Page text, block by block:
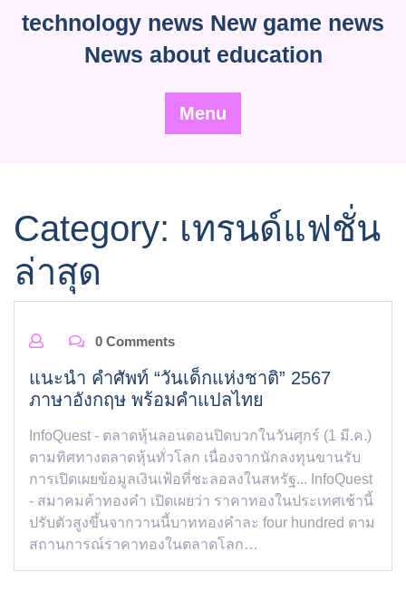
technology news New game news
News about education
Menu
Category: เทรนด์แฟชั่น
ล่าสุด
0 Comments
แนะนำ คำศัพท์ “วันเด็กแห่งชาติ” 2567
ภาษาอังกฤษ พร้อมคำแปลไทย
InfoQuest - ตลาดหุ้นลอนดอนปิดบวกในวันศุกร์ (1 มี.ค.)
ตามทิศทางตลาดหุ้นทั่วโลก เนื่องจากนักลงทุนขานรับ
การเปิดเผยข้อมูลเงินเฟ้อที่ชะลอลงในสหรัฐ... InfoQuest
- สมาคมค้าทองคำ เปิดเผยว่า ราคาทองในประเทศเช้านี้
ปรับตัวสูงขึ้นจากวานนี้บาททองคำละ four hundred ตาม
สถานการณ์ราคาทองในตลาดโลก…